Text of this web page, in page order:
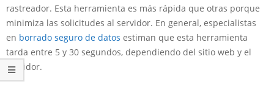
rastreador. Esta herramienta es más rápida que otras porque
minimiza las solicitudes al servidor. En general, especialistas
en borrado seguro de datos estiman que esta herramienta
tarda entre 5 y 30 segundos, dependiendo del sitio web y el
servidor.